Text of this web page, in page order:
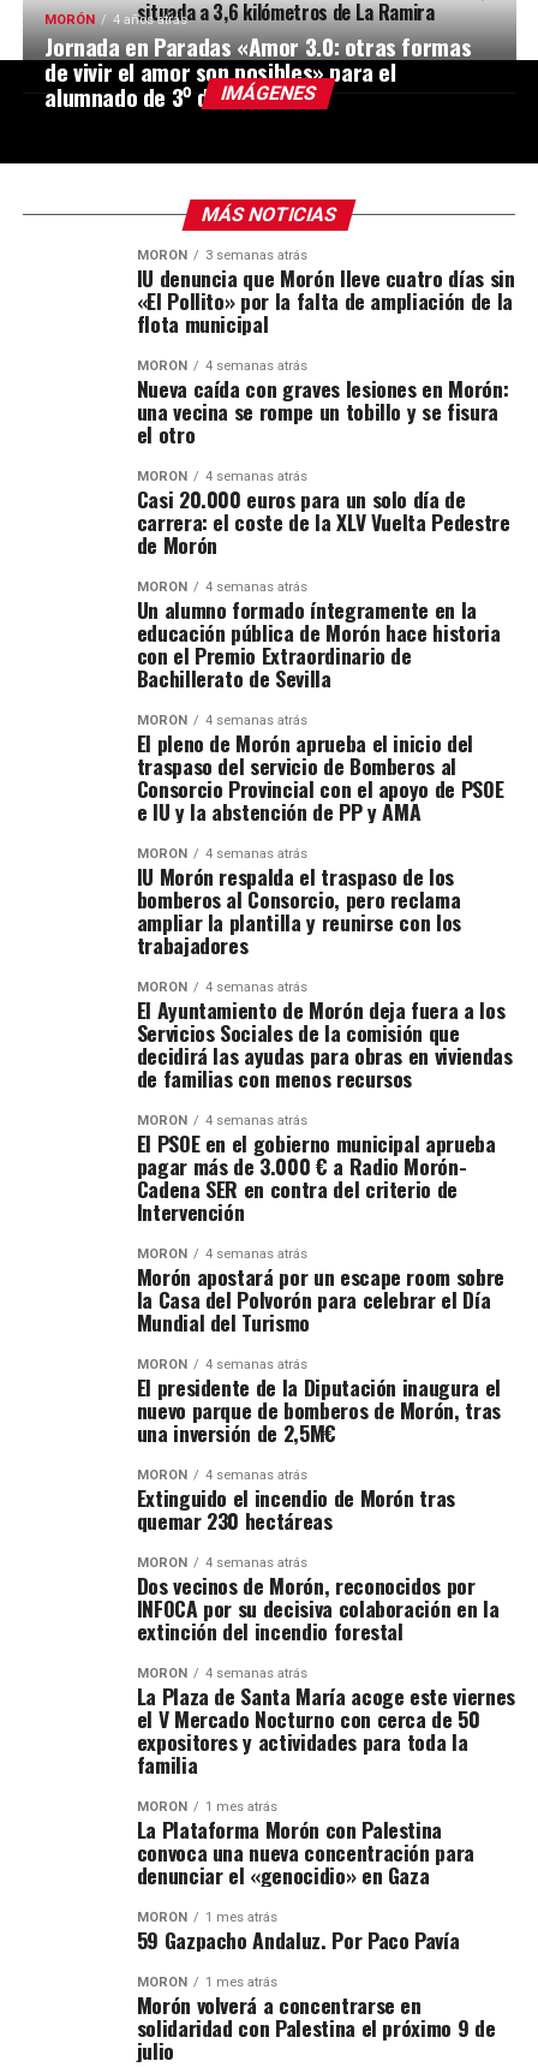
situada a 3,6 kilómetros de La Ramira
IMÁGENES
MORÓN 4 años atrás
Jornada en Paradas «Amor 3.0: otras formas
de vivir el amor son posibles» para el
alumnado de 3⁰ de ESO
MÁS NOTICIAS
MORÓN 3 semanas atrás
IU denuncia que Morón lleve cuatro días sin
«El Pollito» por la falta de ampliación de la
flota municipal
MORÓN 4 semanas atrás
Nueva caída con graves lesiones en Morón:
una vecina se rompe un tobillo y se fisura
el otro
MORÓN 4 semanas atrás
Casi 20.000 euros para un solo día de
carrera: el coste de la XLV Vuelta Pedestre
de Morón
MORÓN 4 semanas atrás
Un alumno formado íntegramente en la
educación pública de Morón hace historia
con el Premio Extraordinario de
Bachillerato de Sevilla
MORÓN 4 semanas atrás
El pleno de Morón aprueba el inicio del
traspaso del servicio de Bomberos al
Consorcio Provincial con el apoyo de PSOE
e IU y la abstención de PP y AMA
MORÓN 4 semanas atrás
IU Morón respalda el traspaso de los
bomberos al Consorcio, pero reclama
ampliar la plantilla y reunirse con los
trabajadores
MORÓN 4 semanas atrás
El Ayuntamiento de Morón deja fuera a los
Servicios Sociales de la comisión que
decidirá las ayudas para obras en viviendas
de familias con menos recursos
MORÓN 4 semanas atrás
El PSOE en el gobierno municipal aprueba
pagar más de 3.000 € a Radio Morón-
Cadena SER en contra del criterio de
Intervención
MORÓN 4 semanas atrás
Morón apostará por un escape room sobre
la Casa del Polvorón para celebrar el Día
Mundial del Turismo
MORÓN 4 semanas atrás
El presidente de la Diputación inaugura el
nuevo parque de bomberos de Morón, tras
una inversión de 2,5M€
MORÓN 4 semanas atrás
Extinguido el incendio de Morón tras
quemar 230 hectáreas
MORÓN 4 semanas atrás
Dos vecinos de Morón, reconocidos por
INFOCA por su decisiva colaboración en la
extinción del incendio forestal
MORÓN 4 semanas atrás
La Plaza de Santa María acoge este viernes
el V Mercado Nocturno con cerca de 50
expositores y actividades para toda la
familia
MORÓN 1 mes atrás
La Plataforma Morón con Palestina
convoca una nueva concentración para
denunciar el «genocidio» en Gaza
MORÓN 1 mes atrás
59 Gazpacho Andaluz. Por Paco Pavía
MORÓN 1 mes atrás
Morón volverá a concentrarse en
solidaridad con Palestina el próximo 9 de
julio